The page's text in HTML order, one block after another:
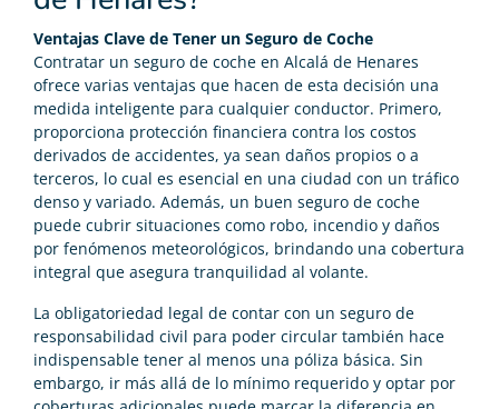
Ventajas Clave de Tener un Seguro de Coche
Contratar un seguro de coche en Alcalá de Henares
ofrece varias ventajas que hacen de esta decisión una
medida inteligente para cualquier conductor. Primero,
proporciona protección financiera contra los costos
derivados de accidentes, ya sean daños propios o a
terceros, lo cual es esencial en una ciudad con un tráfico
denso y variado. Además, un buen seguro de coche
puede cubrir situaciones como robo, incendio y daños
por fenómenos meteorológicos, brindando una cobertura
integral que asegura tranquilidad al volante.
La obligatoriedad legal de contar con un seguro de
responsabilidad civil para poder circular también hace
indispensable tener al menos una póliza básica. Sin
embargo, ir más allá de lo mínimo requerido y optar por